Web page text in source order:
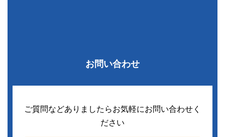
お問い合わせ
ご質問などありましたらお気軽にお問い合わせく
ださい